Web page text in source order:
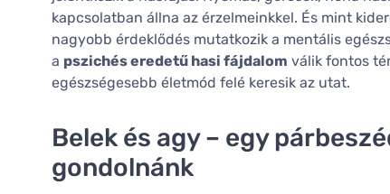
kapcsolatban állna az érzelmeinkkel. És mint
nagyobb érdeklődés mutatkozik a mentális
a pszichés eredetű hasi fájdalom válik fontos
egészségesebb életmód felé keresik az utat.
Belek és agy – egy
gondolnánk